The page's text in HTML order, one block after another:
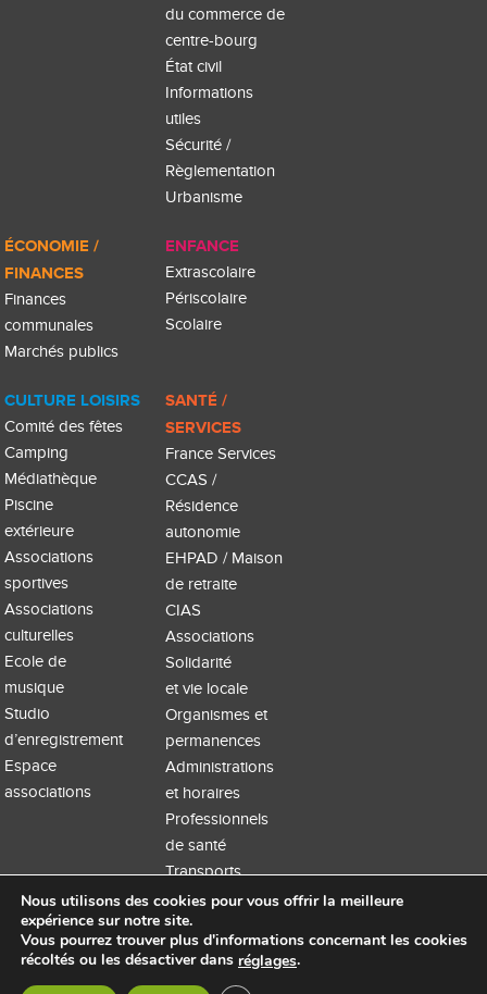
du commerce de
centre-bourg
État civil
Informations
utiles
Sécurité /
Règlementation
Urbanisme
ÉCONOMIE /
FINANCES
Finances
communales
Marchés publics
ENFANCE
Extrascolaire
Périscolaire
Scolaire
CULTURE LOISIRS
Comité des fêtes
Camping
Médiathèque
Piscine
extérieure
Associations
sportives
Associations
culturelles
Ecole de
musique
Studio
d’enregistrement
Espace
associations
SANTÉ /
SERVICES
France Services
CCAS /
Résidence
autonomie
EHPAD / Maison
de retraite
CIAS
Associations
Solidarité
et vie locale
Organismes et
permanences
Administrations
et horaires
Professionnels
de santé
Transports
Accueil Extranet Mentions légales
Site WordPress par Nouvel oeil
Nous utilisons des cookies pour vous offrir la meilleure
expérience sur notre site.
Vous pourrez trouver plus d'informations concernant les cookies
récoltés ou les désactiver dans réglages.